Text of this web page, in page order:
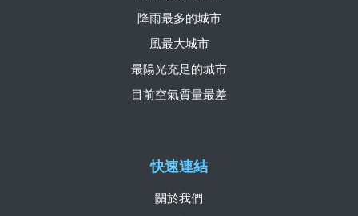
快速連結
關於我們
降雨最多的城市
風最大城市
最陽光充足的城市
目前空氣質量最差